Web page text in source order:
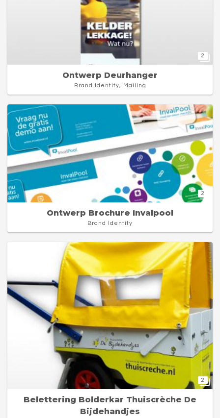
2
Ontwerp Deurhanger
Brand Identity, Mailing
2
Ontwerp Brochure Invalpool
Brand Identity
2
Belettering Bolderkar Thuiscrèche De
Bijdehandjes